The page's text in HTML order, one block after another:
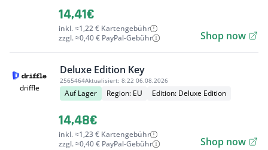
14,41€
inkl. ≈1,22 € Kartengebühr
zzgl. ≈0,40 € PayPal-Gebühr
Shop now
driffle
Deluxe Edition Key
2565464Aktualisiert: 8:22 06.08.2026
Auf Lager Region: EU Edition: Deluxe Edition
14,48€
inkl. ≈1,23 € Kartengebühr
zzgl. ≈0,40 € PayPal-Gebühr
Shop now